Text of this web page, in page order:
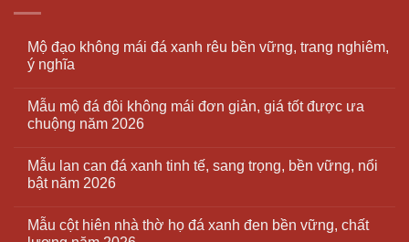
Mộ đạo không mái đá xanh rêu bền vững, trang nghiêm,
ý nghĩa
Mẫu mộ đá đôi không mái đơn giản, giá tốt được ưa
chuộng năm 2026
Mẫu lan can đá xanh tinh tế, sang trọng, bền vững, nổi
bật năm 2026
Mẫu cột hiên nhà thờ họ đá xanh đen bền vững, chất